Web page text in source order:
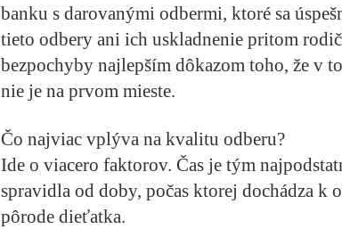
banku s darovanými odbermi, ktoré sa
tieto odbery ani ich uskladnenie pritom
bezpochyby najlepším dôkazom toho, že v
nie je na prvom mieste.
Čo najviac vplýva na kvalitu odberu?
Ide o viacero faktorov. Čas je tým
spravidla od doby, počas ktorej dochádza k
pôrode dieťatka.